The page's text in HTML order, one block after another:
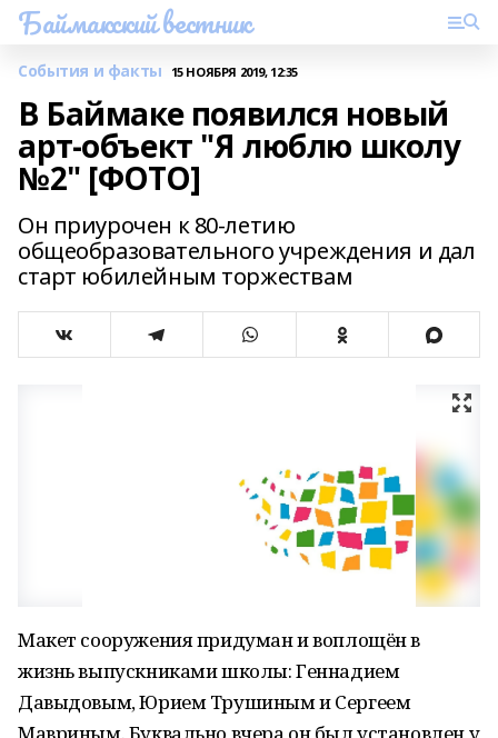
Баймакский вестник
События и факты 15 НОЯБРЯ 2019, 12:35
В Баймаке появился новый
арт-объект "Я люблю школу
№2" [ФОТО]
Он приурочен к 80-летию
общеобразовательного учреждения и дал
старт юбилейным торжествам
Макет сооружения придуман и воплощён в
жизнь выпускниками школы: Геннадием
Давыдовым, Юрием Трушиным и Сергеем